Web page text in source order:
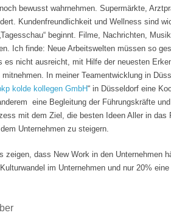
bewusst wahrnehmen. Supermärkte,
Kundenfreundlichkeit und Wellness sind
beginnt. Filme, Nachrichten,
Ich finde: Neue Arbeitswelten müssen so
nicht ausreicht, mit Hilfe der neuesten
In meiner Teamentwicklung in
kolde kollegen GmbH“ in Düsseldorf eine
eine Begleitung der Führungskräfte
mit dem Ziel, die besten Ideen Aller in
Unternehmen zu steigern.
dass New Work in den Unternehmen
im Unternehmen und nur 20%